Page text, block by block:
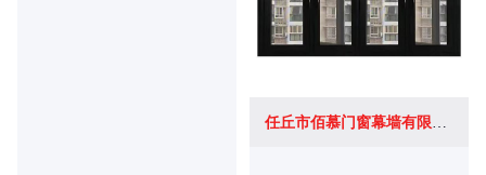
任丘市佰慕门窗幕墙有限公司